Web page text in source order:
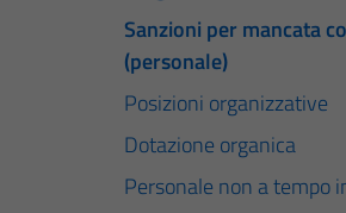
Sanzioni per mancata
(personale)
Posizioni organizzative
Dotazione organica
Personale non a tempo